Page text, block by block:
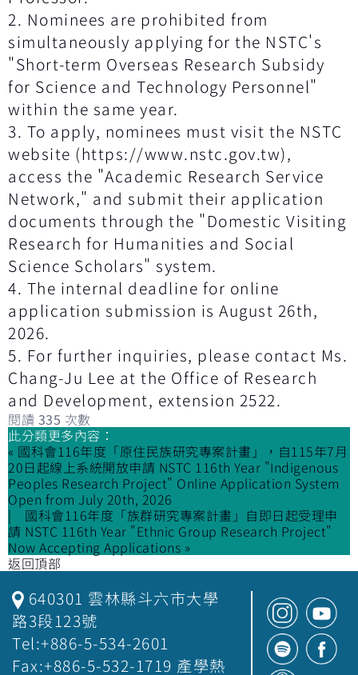
2. Nominees are prohibited from
simultaneously applying for the NSTC's
"Short-term Overseas Research Subsidy
for Science and Technology Personnel"
within the same year.
3. To apply, nominees must visit the NSTC
website (https://www.nstc.gov.tw),
access the "Academic Research Service
Network," and submit their application
documents through the "Domestic Visiting
Research for Humanities and Social
Science Scholars" system.
4. The internal deadline for online
application submission is August 26th,
2026.
5. For further inquiries, please contact Ms.
Chang-Ju Lee at the Office of Research
and Development, extension 2522.
閱讀 335 次數
此分類更多內容：
« 國科會116年度「原住民族研究專案計畫」，自115年7月
20日起線上系統開放申請 NSTC 116th Year "Indigenous
Peoples Research Project" Online Application System
Open from July 20th, 2026
國科會116年度「族群研究專案計畫」自即日起受理申
請 NSTC 116th Year "Ethnic Group Research Project"
Now Accepting Applications »
返回頂部
640301 雲林縣斗六市大學
路3段123號
Tel:+886-5-534-2601
Fax:+886-5-532-1719 產學熱